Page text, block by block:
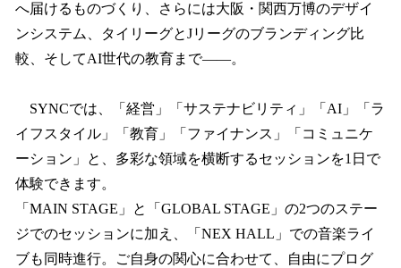
へ届けるものづくり、さらには大阪・関西万博のデザイ
ンシステム、タイリーグとJリーグのブランディング比
較、そしてAI世代の教育まで——。
SYNCでは、「経営」「サステナビリティ」「AI」「ラ
イフスタイル」「教育」「ファイナンス」「コミュニケ
ーション」と、多彩な領域を横断するセッションを1日で
体験できます。
「MAIN STAGE」と「GLOBAL STAGE」の2つのステー
ジでのセッションに加え、「NEX HALL」での音楽ライ
ブも同時進行。ご自身の関心に合わせて、自由にプログ